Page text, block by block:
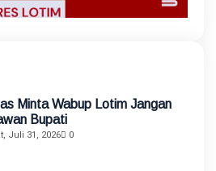
Minta Wabup Lotim Jangan
Bupati
Juli 31, 2026 0